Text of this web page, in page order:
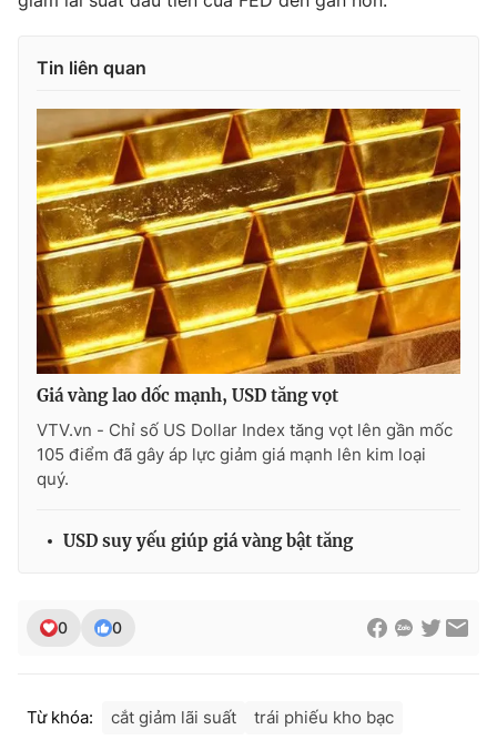
Video Shorts video
VTV Money VTV Thể thao
VTV Sức khoẻ Bất động sản
Thị trường 24h Tấm lòng Việt
VTV4 Vươn mình bằng AI
VTV9 VTV8
Liên hệ tòa soạn English
THỜI BÁO VTV
Tin liên quan
Giá vàng lao dốc mạnh, USD tăng vọt
VTV.vn - Chỉ số US Dollar Index tăng vọt lên gần mốc
105 điểm đã gây áp lực giảm giá mạnh lên kim loại
quý.
USD suy yếu giúp giá vàng bật tăng
0 0
Từ khóa: cắt giảm lãi suất trái phiếu kho bạc